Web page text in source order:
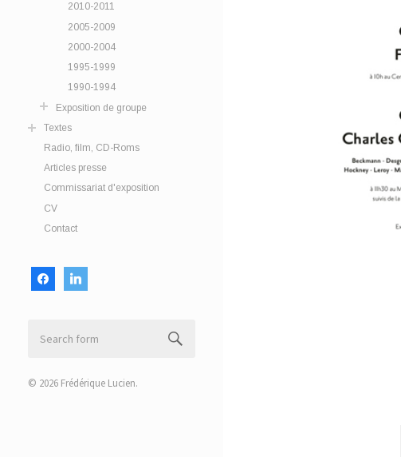
2010-2011
2005-2009
2000-2004
1995-1999
1990-1994
Exposition de groupe
Textes
Radio, film, CD-Roms
Articles presse
Commissariat d'exposition
CV
Contact
facebooklinkedin
© 2026 Frédérique Lucien.